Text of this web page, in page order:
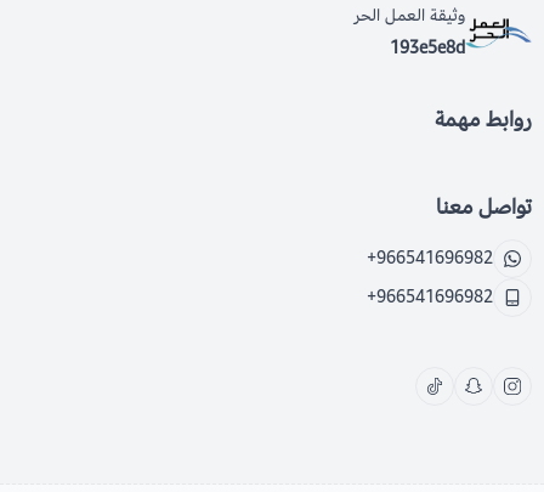
وثيقة العمل الحر
193e5e8d
روابط مهمة
تواصل معنا
+966541696982
+966541696982